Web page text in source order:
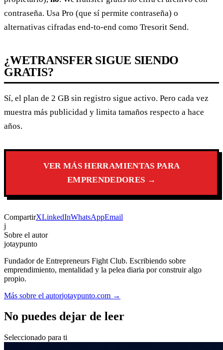
contraseña. Usa Pro (que sí permite contraseña) o
alternativas cifradas end-to-end como Tresorit Send.
¿WETRANSFER SIGUE SIENDO
GRATIS?
Sí, el plan de 2 GB sin registro sigue activo. Pero cada vez
muestra más publicidad y limita tamaños respecto a hace
años.
VER MÁS HERRAMIENTAS PARA
EMPRENDEDORES →
CompartirXLinkedInWhatsAppEmail
j
Sobre el autor
jotaypunto
Fundador de Entrepreneurs Fight Club. Escribiendo sobre
emprendimiento, mentalidad y la pelea diaria por construir algo
propio.
Más sobre el autorjotaypunto.com →
No puedes dejar de leer
Seleccionado para ti